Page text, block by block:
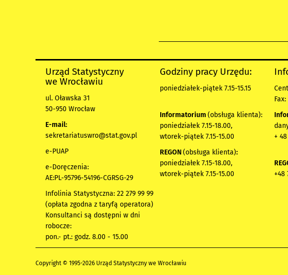
Urząd Statystyczny
we Wrocławiu
ul. Oławska 31
50-950 Wrocław
E-mail:
sekretariatuswro@stat.gov.pl
e-PUAP
e-Doręczenia:
AE:PL-95796-54196-CGRSG-29
Infolinia Statystyczna: 22 279 99 99
(opłata zgodna z taryfą operatora)
Konsultanci są dostępni w dni
robocze:
pon.- pt.: godz. 8.00 - 15.00
Godziny pracy Urzędu:
poniedziałek-piątek 7.15-15.15
Informatorium (obsługa klienta):
poniedziałek 7.15-18.00,
wtorek-piątek 7.15-15.00
REGON(obsługa klienta):
poniedziałek 7.15-18.00,
wtorek-piątek 7.15-15.00
Fax:
+ 48
71
+48
Copyright © 1995-2026 Urząd Statystyczny we Wrocławiu